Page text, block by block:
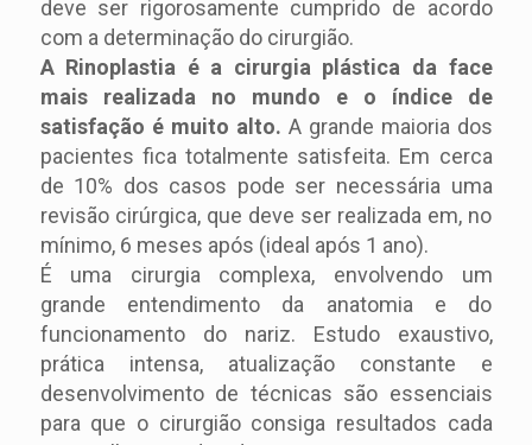
deve ser rigorosamente cumprido de acordo
com a determinação do cirurgião.
A Rinoplastia é a cirurgia plástica da face
mais realizada no mundo e o índice de
satisfação é muito alto. A grande maioria dos
pacientes fica totalmente satisfeita. Em cerca
de 10% dos casos pode ser necessária uma
revisão cirúrgica, que deve ser realizada em, no
mínimo, 6 meses após (ideal após 1 ano).
É uma cirurgia complexa, envolvendo um
grande entendimento da anatomia e do
funcionamento do nariz. Estudo exaustivo,
prática intensa, atualização constante e
desenvolvimento de técnicas são essenciais
para que o cirurgião consiga resultados cada